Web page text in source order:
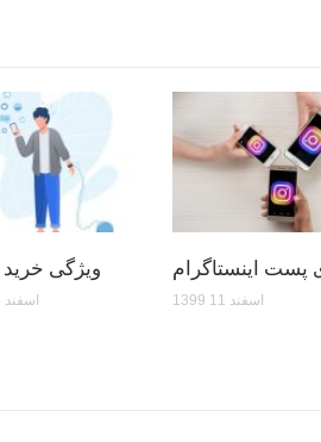
ویژگی خرید
1399 اسفند 26
پست اینستاگرام
1399 اسفند 11